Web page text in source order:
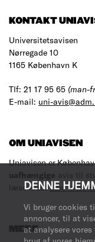
DENNE
Vi bruger cookies
annoncer, til at
at analysere
KONTAKT
Universitetsavisen
Nørregade 10
1165 København K
Tlf: 21 17 95 65 (man-
E-mail: uni-
OM UNIAVISEN
Uniavisen er
uafhængige avis til
læse med.Læs mere
MERE